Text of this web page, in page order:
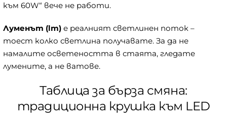
към 60W“ вече не работи.
Луменът (lm) е реалният светлинен поток –
тоест колко светлина получавате. За да не
намалите осветеността в стаята, гледате
лумените, а не ватове.
Таблица за бърза смяна:
традиционна крушка към LED